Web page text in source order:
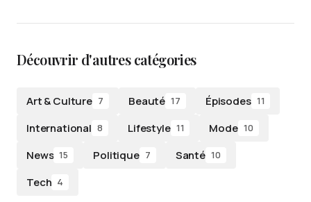
Découvrir d'autres catégories
Art & Culture 7 Beauté 17 Épisodes 11
International 8 Lifestyle 11 Mode 10
News 15 Politique 7 Santé 10
Tech 4